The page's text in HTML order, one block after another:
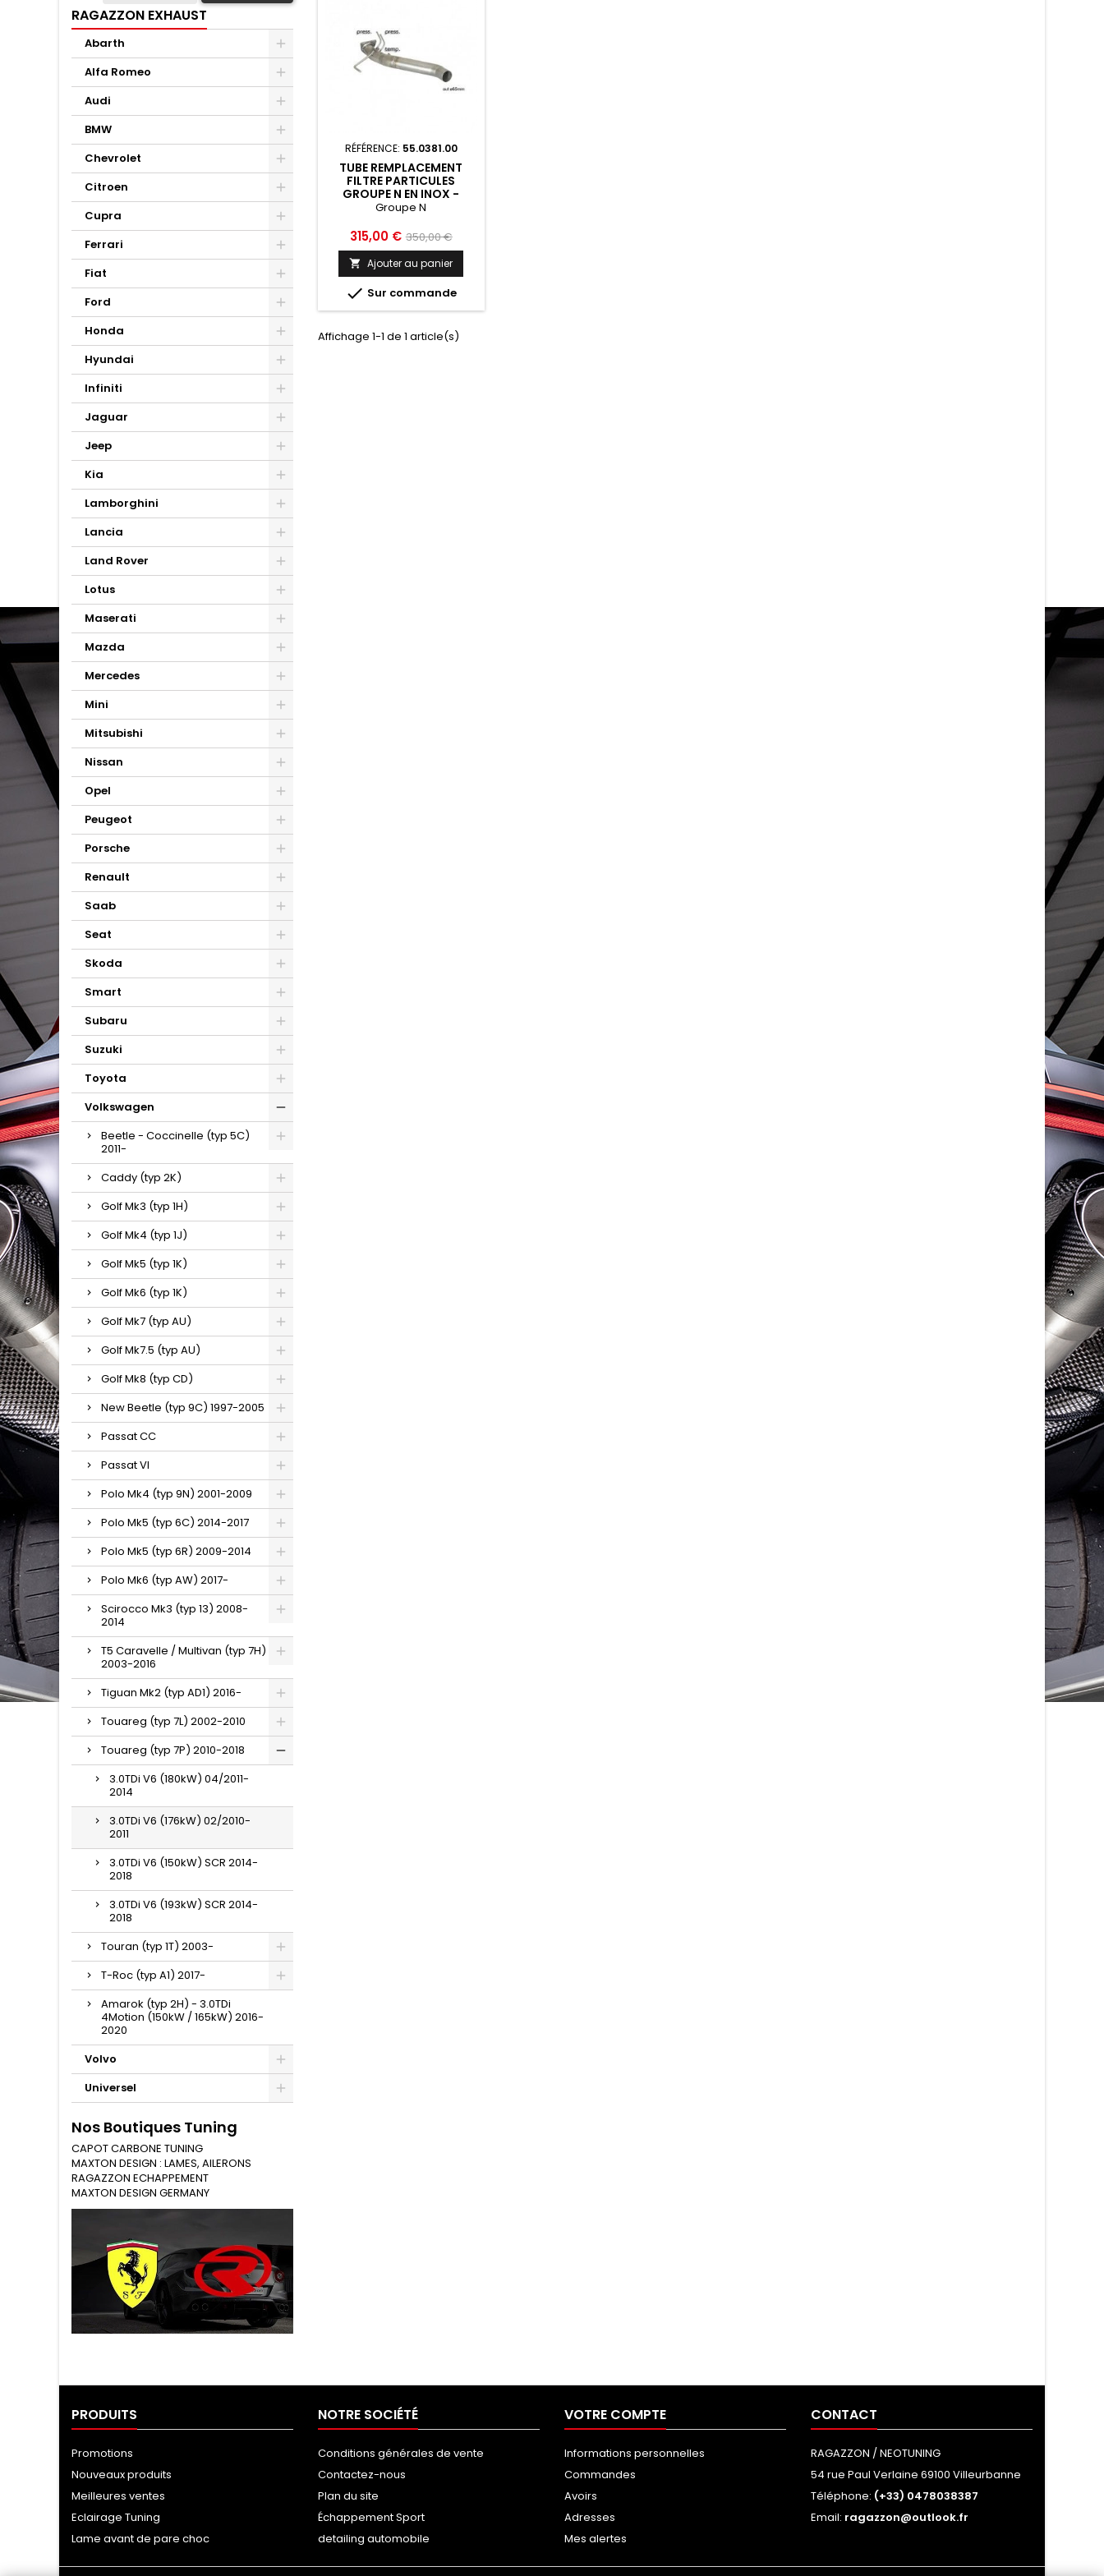
RAGAZZON EXHAUST
Abarth
Alfa Romeo
Audi
BMW
Chevrolet
Citroen
Cupra
Ferrari
Fiat
Ford
Honda
Hyundai
Infiniti
Jaguar
Jeep
Kia
Lamborghini
Lancia
Land Rover
Lotus
Maserati
Mazda
Mercedes
Mini
Mitsubishi
Nissan
Opel
Peugeot
Porsche
Renault
Saab
Seat
Skoda
Smart
Subaru
Suzuki
Toyota
Volkswagen
Beetle - Coccinelle (typ 5C)
2011-
Caddy (typ 2K)
Golf Mk3 (typ 1H)
Golf Mk4 (typ 1J)
Golf Mk5 (typ 1K)
Golf Mk6 (typ 1K)
Golf Mk7 (typ AU)
Golf Mk7.5 (typ AU)
Golf Mk8 (typ CD)
New Beetle (typ 9C) 1997-2005
Passat CC
Passat VI
Polo Mk4 (typ 9N) 2001-2009
Polo Mk5 (typ 6C) 2014-2017
Polo Mk5 (typ 6R) 2009-2014
Polo Mk6 (typ AW) 2017-
Scirocco Mk3 (typ 13) 2008-
2014
T5 Caravelle / Multivan (typ 7H)
2003-2016
Tiguan Mk2 (typ AD1) 2016-
Touareg (typ 7L) 2002-2010
Touareg (typ 7P) 2010-2018
3.0TDi V6 (180kW) 04/2011-
2014
3.0TDi V6 (176kW) 02/2010-
2011
3.0TDi V6 (150kW) SCR 2014-
2018
3.0TDi V6 (193kW) SCR 2014-
2018
Touran (typ 1T) 2003-
T-Roc (typ A1) 2017-
Amarok (typ 2H) - 3.0TDi
4Motion (150kW / 165kW) 2016-
2020
Volvo
Universel
Nos Boutiques Tuning
CAPOT CARBONE TUNING
MAXTON DESIGN : LAMES, AILERONS
RAGAZZON ECHAPPEMENT
MAXTON DESIGN GERMANY
RÉFÉRENCE: 55.0381.00
TUBE REMPLACEMENT
FILTRE PARTICULES
GROUPE N EN INOX -
MOT.BUG 2967CC
4L 2005 2015 -
55.0381.00
Groupe N
Prix
315,00 € Prix
de
base
350,00 €
 Ajouter au panier
 Sur commande
Affichage 1-1 de 1 article(s)
PRODUITS
Promotions
Nouveaux produits
Meilleures ventes
Eclairage Tuning
Lame avant de pare choc
NOTRE SOCIÉTÉ
Conditions générales de vente
Contactez-nous
Plan du site
Échappement Sport
detailing automobile
VOTRE COMPTE
Informations personnelles
Commandes
Avoirs
Adresses
Mes alertes
CONTACT
RAGAZZON / NEOTUNING
54 rue Paul Verlaine 69100 Villeurbanne
Téléphone: (+33) 0478038387
Email: ragazzon@outlook.fr